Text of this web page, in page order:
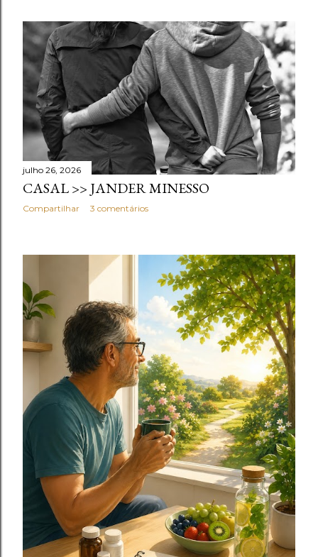
julho 26, 2026
CASAL >> JANDER MINESSO
Compartilhar 3 comentários